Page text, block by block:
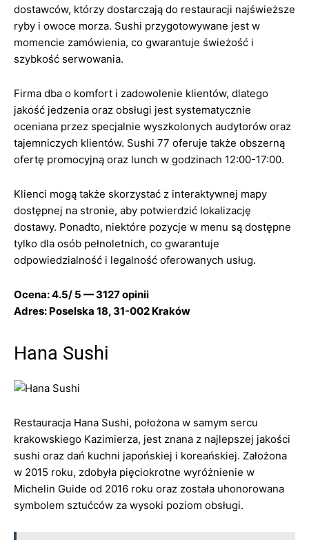
dostawców, którzy dostarczają do restauracji najświeższe
ryby i owoce morza. Sushi przygotowywane jest w
momencie zamówienia, co gwarantuje świeżość i
szybkość serwowania.
Firma dba o komfort i zadowolenie klientów, dlatego
jakość jedzenia oraz obsługi jest systematycznie
oceniana przez specjalnie wyszkolonych audytorów oraz
tajemniczych klientów. Sushi 77 oferuje także obszerną
ofertę promocyjną oraz lunch w godzinach 12:00-17:00.
Klienci mogą także skorzystać z interaktywnej mapy
dostępnej na stronie, aby potwierdzić lokalizację
dostawy. Ponadto, niektóre pozycje w menu są dostępne
tylko dla osób pełnoletnich, co gwarantuje
odpowiedzialność i legalność oferowanych usług.
Ocena: 4.5/ 5 — 3127 opinii
Adres: Poselska 18, 31-002 Kraków
Hana Sushi
Restauracja Hana Sushi, położona w samym sercu
krakowskiego Kazimierza, jest znana z najlepszej jakości
sushi oraz dań kuchni japońskiej i koreańskiej. Założona
w 2015 roku, zdobyła pięciokrotne wyróżnienie w
Michelin Guide od 2016 roku oraz została uhonorowana
symbolem sztućców za wysoki poziom obsługi.